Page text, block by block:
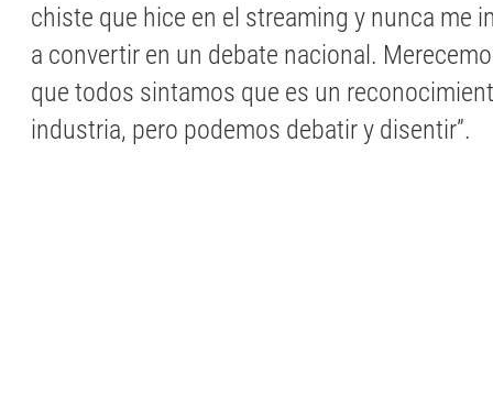
chiste que hice en el streaming y nunca me
a convertir en un debate nacional.
que todos sintamos que es un
industria, pero podemos debatir y disentir”.